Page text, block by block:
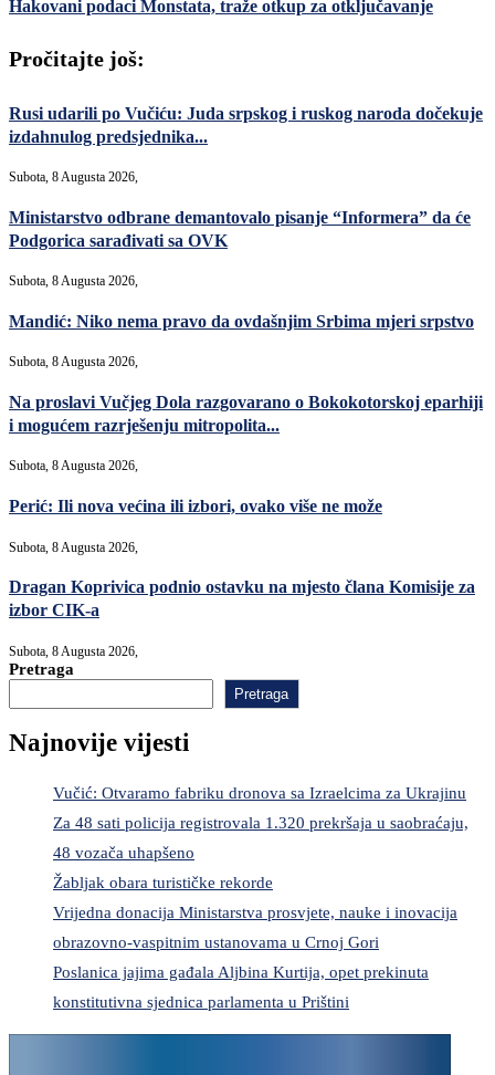
Hakovani podaci Monstata, traže otkup za otključavanje
Pročitajte još:
Rusi udarili po Vučiću: Juda srpskog i ruskog naroda dočekuje
izdahnulog predsjednika...
Subota, 8 Augusta 2026,
Ministarstvo odbrane demantovalo pisanje “Informera” da će
Podgorica sarađivati sa OVK
Subota, 8 Augusta 2026,
Mandić: Niko nema pravo da ovdašnjim Srbima mjeri srpstvo
Subota, 8 Augusta 2026,
Na proslavi Vučjeg Dola razgovarano o Bokokotorskoj eparhiji
i mogućem razrješenju mitropolita...
Subota, 8 Augusta 2026,
Perić: Ili nova većina ili izbori, ovako više ne može
Subota, 8 Augusta 2026,
Dragan Koprivica podnio ostavku na mjesto člana Komisije za
izbor CIK-a
Subota, 8 Augusta 2026,
Pretraga
Pretraga
Najnovije vijesti
Vučić: Otvaramo fabriku dronova sa Izraelcima za Ukrajinu
Za 48 sati policija registrovala 1.320 prekršaja u saobraćaju,
48 vozača uhapšeno
Žabljak obara turističke rekorde
Vrijedna donacija Ministarstva prosvjete, nauke i inovacija
obrazovno-vaspitnim ustanovama u Crnoj Gori
Poslanica jajima gađala Aljbina Kurtija, opet prekinuta
konstitutivna sjednica parlamenta u Prištini